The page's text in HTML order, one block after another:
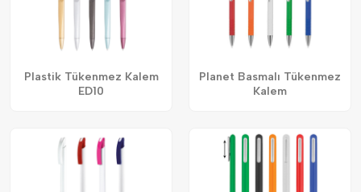
Plastik Tükenmez Kalem
ED10
Planet Basmalı Tükenmez
Kalem